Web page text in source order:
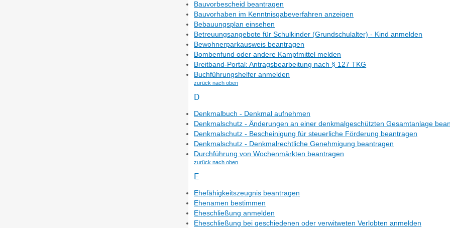
Bauvorbescheid beantragen
Bauvorhaben im Kenntnisgabeverfahren anzeigen
Bebauungsplan einsehen
Betreuungsangebote für Schulkinder (Grundschulalter) - Kind anmelden
Bewohnerparkausweis beantragen
Bombenfund oder andere Kampfmittel melden
Breitband-Portal: Antragsbearbeitung nach § 127 TKG
Buchführungshelfer anmelden
zurück nach oben
D
Denkmalbuch - Denkmal aufnehmen
Denkmalschutz - Änderungen an einer denkmalgeschützten Gesamtanlage
Denkmalschutz - Bescheinigung für steuerliche Förderung beantragen
Denkmalschutz - Denkmalrechtliche Genehmigung beantragen
Durchführung von Wochenmärkten beantragen
zurück nach oben
E
Ehefähigkeitszeugnis beantragen
Ehenamen bestimmen
Eheschließung anmelden
Eheschließung bei geschiedenen oder verwitweten Verlobten anmelden